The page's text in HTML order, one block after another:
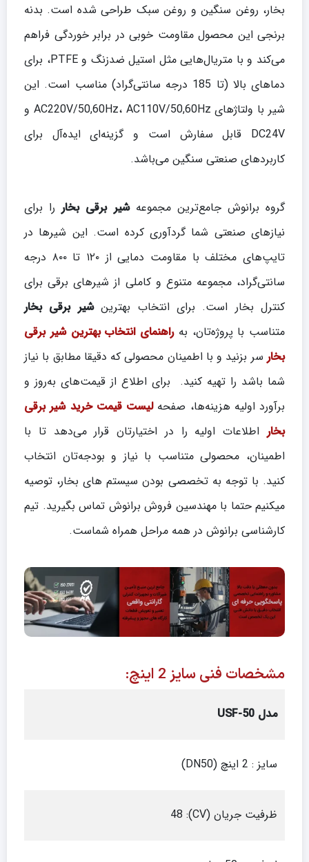
بخار، روغن سنگین و روغن سبک طراحی شده است. بدنه
برنجی این محصول مقاومت خوبی در برابر خوردگی فراهم
می‌کند و با متریال‌هایی مثل استیل ضدزنگ و PTFE، برای
دماهای بالا (تا 185 درجه سانتی‌گراد) مناسب است. این
شیر با ولتاژهای AC220V/50,60Hz، AC110V/50,60Hz و
DC24V قابل سفارش است و گزینه‌ای ایده‌آل برای
کاربردهای صنعتی سنگین می‌باشد.
گروه برانوش جامع‌ترین مجموعهشیر برقی بخار را برای
نیازهای صنعتی شما گردآوری کرده است. این شیرها در
تایپ‌های مختلف با مقاومت دمایی از ۱۲۰ تا ۸۰۰ درجه
سانتی‌گراد، مجموعه متنوع و کاملی از شیرهای برقی برای
کنترل بخار است. برای انتخاب بهترینشیر برقی بخار
متناسب با پروژه‌تان، بهراهنمای انتخاب بهترین شیر برقی
بخار سر بزنید و با اطمینان محصولی که دقیقا مطابق با نیاز
شما باشد را تهیه کنید. برای اطلاع از قیمت‌های به‌روز و
برآورد اولیه هزینه‌ها، صفحهلیست قیمت خرید شیر برقی
بخار اطلاعات اولیه را در اختیارتان قرار می‌دهد تا با
اطمینان، محصولی متناسب با نیاز و بودجه‌تان انتخاب
کنید. با توجه به تخصصی بودن سیستم های بخار، توصیه
میکنیم حتما با مهندسین فروش برانوش تماس بگیرید. تیم
کارشناسی برانوش در همه مراحل همراه شماست.
مشخصات فنی سایز 2 اینچ:
مدل
سایز : 2 اینچ (DN50)
ظرفیت جریان (CV): 48